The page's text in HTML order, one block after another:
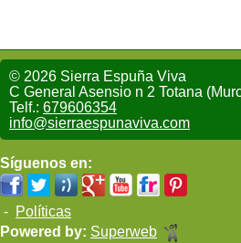
© 2026 Sierra Espuña Viva
C General Asensio n 2 Totana
Telf.: 679606354
info@sierraespunaviva.com
Síguenos en:
- Políticas
Powered by: Superweb